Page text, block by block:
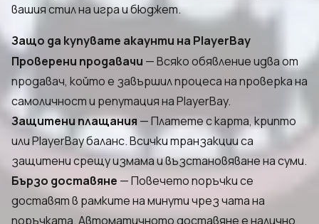
вашия стил на игра и бюджет.
Защо да купувате акаунти на PlayerBay
Проверени продавачи — Всяко обявление идва от
продавач, който е завършил процеса на проверка на
самоличност и репутация на PlayerBay.
Защитени плащания — Платете с карта, крипто
или PlayerBay баланс. Всички транзакции са
защитени срещу измама и възстановяване на суми.
Бързо доставяне — Повечето поръчки се
доставят в рамките на минути чрез чата на
поръчката. Автоматичното доставяне е налично